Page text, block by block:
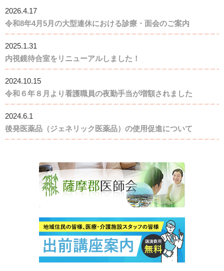
2026.4.17
令和8年4月5月の大型連休における診療・面会のご案内
2025.1.31
内視鏡待合室をリニューアルしました！
2024.10.15
令和６年８月より看護職員の夜勤手当が増額されました
2024.6.1
後発医薬品（ジェネリック医薬品）の使用促進について